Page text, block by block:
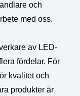
och
med oss.
av LED-
fördelar. För
kvalitet och
produkter är